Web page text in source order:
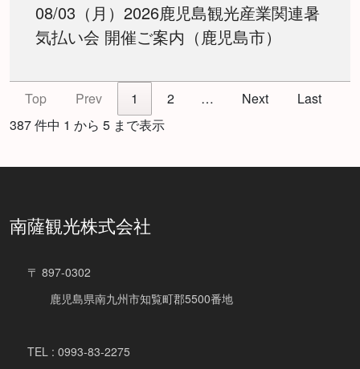
08/03（月）2026鹿児島観光産業関連暑
気払い会 開催ご案内（鹿児島市）
Top Prev 1 2 … Next
Last
387 件中 1 から 5 まで表示
南薩観光株式会社
〒 897-0302
鹿児島県南九州市知覧町郡5500番地
TEL : 0993-83-2275